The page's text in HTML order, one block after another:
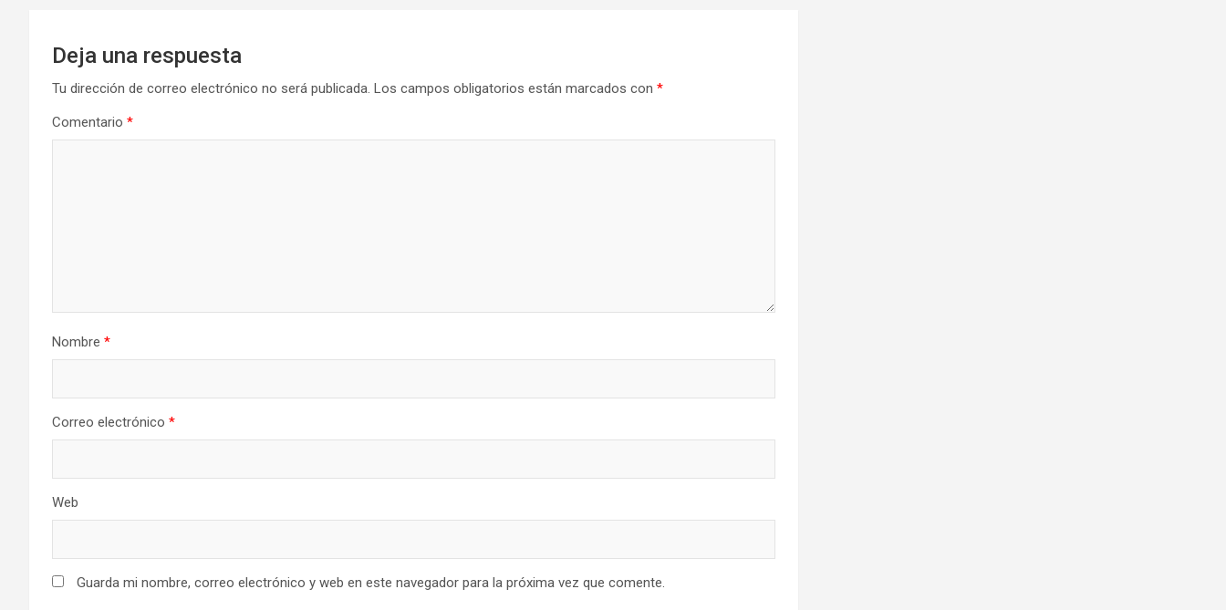
Deja una respuesta
Tu dirección de correo electrónico no será publicada. Los campos obligatorios están marcados con *
Comentario *
Nombre *
Correo electrónico *
Web
Guarda mi nombre, correo electrónico y web en este navegador para la próxima vez que comente.